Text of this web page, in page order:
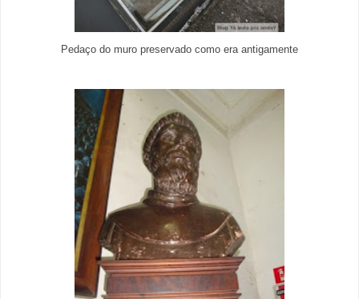
Pedaço do muro preservado como era antigamente